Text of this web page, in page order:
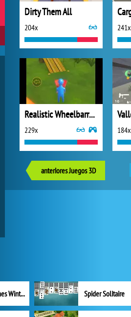
Dirty Them All
204x 241x
Realistic Wheelbarrow
229x 184x
anteriores Juegos 3D
Game of Thrones Winter is Coming Spider Solitaire